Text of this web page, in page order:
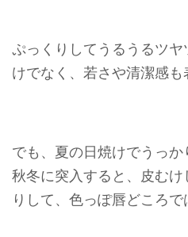
ぷっくりしてうるうるツ
けでなく、若さや清潔感も
でも、夏の日焼けでうっ
秋冬に突入すると、皮む
りして、色っぽ唇どころで